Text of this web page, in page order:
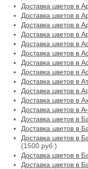
Доставка цветов в
Доставка цветов в
Доставка цветов в
Доставка цветов в
Доставка цветов в
Доставка цветов в
Доставка цветов в
Доставка цветов в
Доставка цветов в
Доставка цветов в
Доставка цветов в
Доставка цветов в
Доставка цветов в
Доставка цветов в
Доставка цветов в
(1500 руб.)
Доставка цветов в
Доставка цветов в